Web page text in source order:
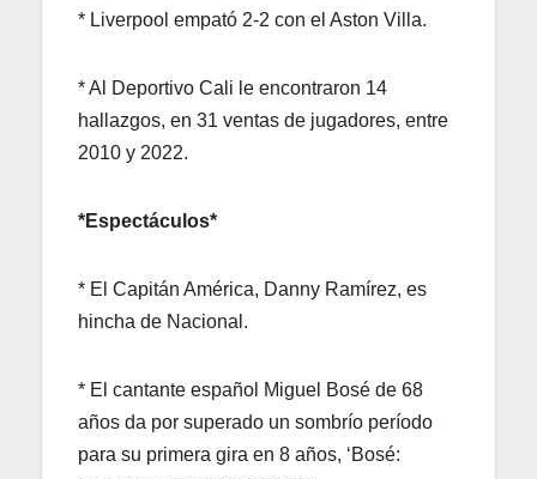
* Liverpool empató 2-2 con el Aston Villa.
* Al Deportivo Cali le encontraron 14
hallazgos, en 31 ventas de jugadores, entre
2010 y 2022.
*Espectáculos*
* El Capitán América, Danny Ramírez, es
hincha de Nacional.
* El cantante español Miguel Bosé de 68
años da por superado un sombrío período
para su primera gira en 8 años, ‘Bosé: